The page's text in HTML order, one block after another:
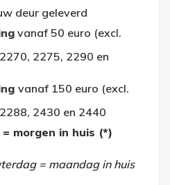
deur geleverd
vanaf 50 euro (excl.
2275, 2290 en
vanaf 150 euro (excl.
2430 en 2440
morgen in huis (*)
= maandag in huis